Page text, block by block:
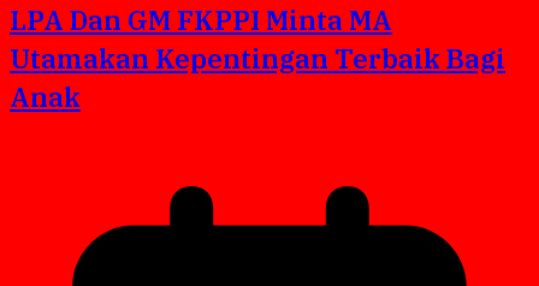
LPA Dan GM FKPPI Minta MA
Utamakan Kepentingan Terbaik Bagi
Anak